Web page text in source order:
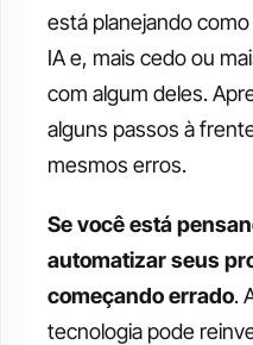
está planejando
IA e, mais cedo ou
com algum deles.
alguns passos à
mesmos erros.
Se você está
automatizar seus
começando errado.
tecnologia pode